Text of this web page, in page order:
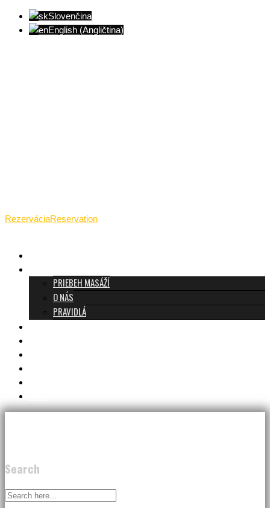
Slovenčina
English (Angličtina)
RezerváciaReservation
PRIEBEH MASÁŽÍ
O NÁS
PRAVIDLÁ
Search